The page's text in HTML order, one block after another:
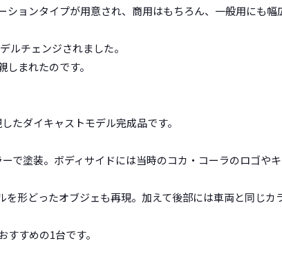
ョンタイプが用意され、商用はもちろん、一般用にも幅
ルチェンジされました。
まれたのです。
たダイキャストモデル完成品です。
で塗装。ボディサイドには当時のコカ・コーラのロゴや
形どったオブジェも再現。加えて後部には車両と同じカ
すめの1台です。